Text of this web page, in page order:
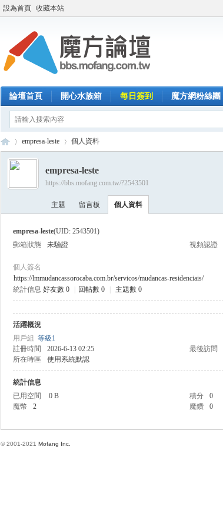
設為首頁 收藏本站
論壇首頁 開心水族箱 每日簽到 魔方網粉絲團
›
empresa-leste 個人資料
empresa-leste
https://bbs.mofang.com.tw/?2543501
主題 留言板 個人資料
empresa-leste(UID: 2543501)
郵箱狀態
未驗證 視頻認證
個人簽名
https://lmmudancassorocaba.com.br/servicos/mudancas-residenciais/
統計信息 好友數 0 回帖數 0 主題數 0
活躍概況
用戶組 等級1
註冊時間
2026-6-13 02:25 最後訪問
所在時區
使用系統默認
統計信息
已用空間
0 B 積分 0
魔幣
2 魔鑽 0
© 2001-2021 Mofang Inc.